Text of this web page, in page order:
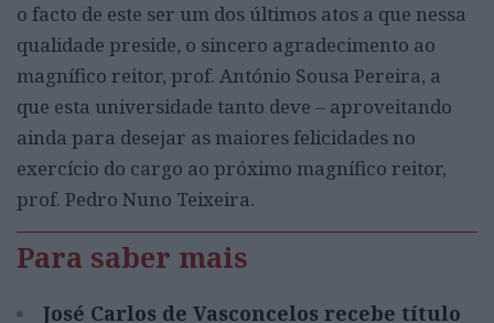
o facto de este ser um dos últimos atos a que nessa
qualidade preside, o sincero agradecimento ao
magnífico reitor, prof. António Sousa Pereira, a
que esta universidade tanto deve – aproveitando
ainda para desejar as maiores felicidades no
exercício do cargo ao próximo magnífico reitor,
prof. Pedro Nuno Teixeira.
Para saber mais
José Carlos de Vasconcelos recebe título